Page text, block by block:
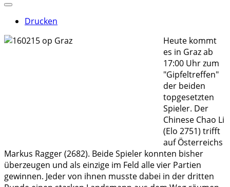
Drucken
Heute kommt
es in Graz ab
17:00 Uhr zum
"Gipfeltreffen"
der beiden
topgesetzten
Spieler. Der
Chinese Chao Li
(Elo 2751) trifft
auf Österreichs
Markus Ragger (2682). Beide Spieler konnten bisher
überzeugen und als einzige im Feld alle vier Partien
gewinnen. Jeder von ihnen musste dabei in der dritten